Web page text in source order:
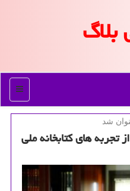
منو
شد
تجربه های كتابخانه ملی